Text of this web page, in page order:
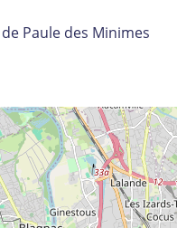
Paule des Minimes